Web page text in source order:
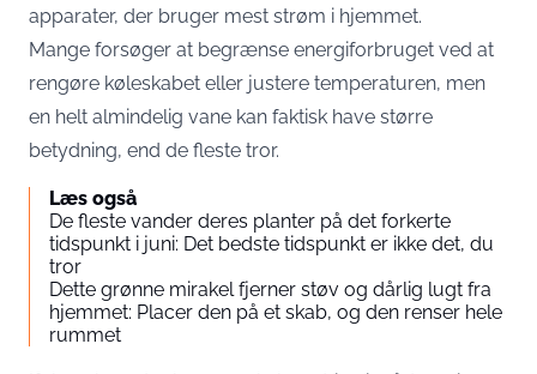
apparater, der bruger mest strøm i hjemmet.
Mange forsøger at begrænse energiforbruget ved at
rengøre køleskabet eller justere temperaturen, men
en helt almindelig vane kan faktisk have større
betydning, end de fleste tror.
Læs også
De fleste vander deres planter på det forkerte
tidspunkt i juni: Det bedste tidspunkt er ikke det, du
tror
Dette grønne mirakel fjerner støv og dårlig lugt fra
hjemmet: Placer den på et skab, og den renser hele
rummet